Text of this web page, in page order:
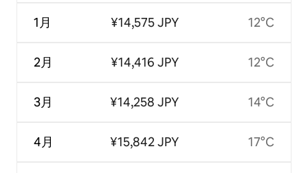
1月
2月
3月
4月
¥14,575 JPY
¥14,416 JPY
¥14,258 JPY
¥15,842 JPY
12°C
12°C
14°C
17°C